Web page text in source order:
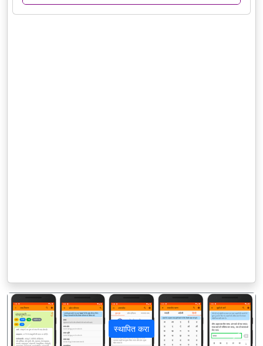
स्थापित करा
पिछला अगला